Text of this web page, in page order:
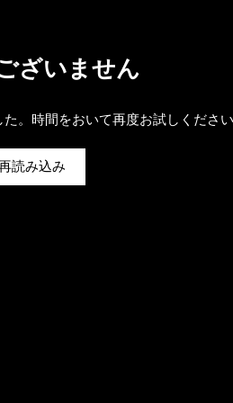
ざいません
。時間をおいて再度お試しくださ
読み込み